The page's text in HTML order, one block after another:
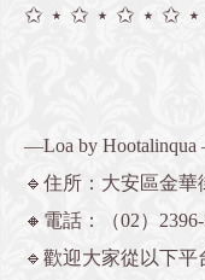
✩ ⋆ ✩ ⋆ ✩ ⋆ ✩
—Loa by
🔹住所：大安區金華
🔸電話：
（02）
🔹歡迎大家從以下